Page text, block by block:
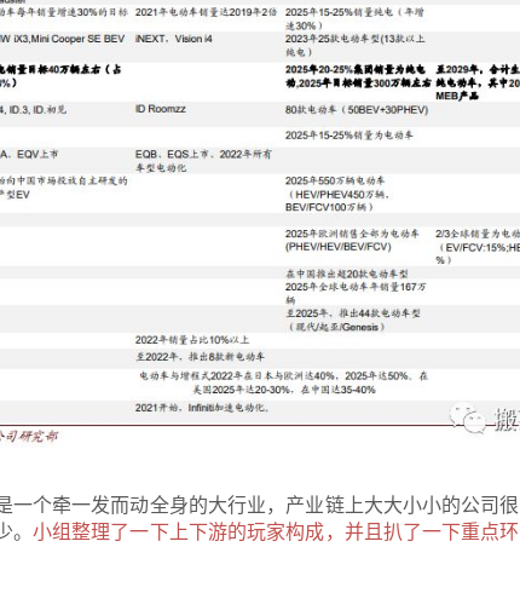
一个牵一发而动全身的大行业，产业链上大大小小的公司
小组整理了一下上下游的玩家构成，并且扒了一下重点